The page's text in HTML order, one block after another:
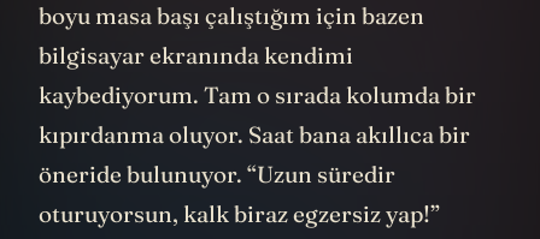
boyu masa başı çalıştığım için bazen
bilgisayar ekranında kendimi
kaybediyorum. Tam o sırada kolumda bir
kıpırdanma oluyor. Saat bana akıllıca bir
öneride bulunuyor. “Uzun süredir
oturuyorsun, kalk biraz egzersiz yap!”